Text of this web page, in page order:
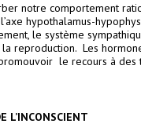
notre comportement
hypothalamus-
le système
reproduction. Les
le recours à
L’INCONSCIENT